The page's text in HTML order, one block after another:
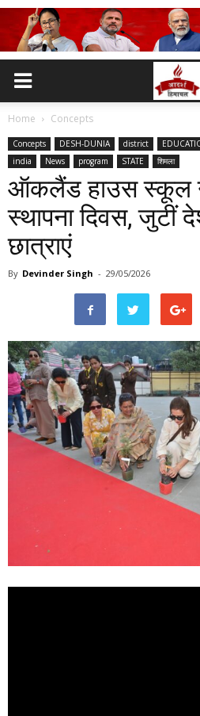
Home Concepts
Concepts DESH-DUNIA district
india
News program STATE शिमला
ऑकलैंड हाउस स्कूल ने
स्थापना दिवस, जुटीं
छात्राएं
By Devinder Singh - 29/05/2026